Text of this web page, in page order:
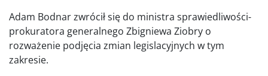
Adam Bodnar zwrócił się do ministra sprawiedliwości-
prokuratora generalnego Zbigniewa Ziobry o
rozważenie podjęcia zmian legislacyjnych w tym
zakresie.